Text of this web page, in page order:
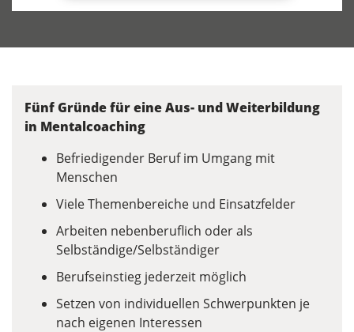
Fünf Gründe für eine Aus- und Weiterbildung
in Mentalcoaching
Befriedigender Beruf im Umgang mit
Menschen
Viele Themenbereiche und Einsatzfelder
Arbeiten nebenberuflich oder als
Selbständige/Selbständiger
Berufseinstieg jederzeit möglich
Setzen von individuellen Schwerpunkten je
nach eigenen Interessen